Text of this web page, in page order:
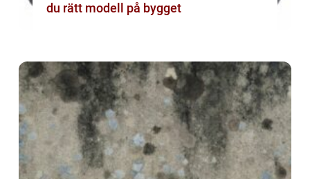
du rätt modell på bygget